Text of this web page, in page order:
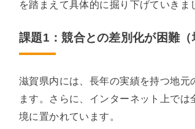
を踏まえて具体的に掘り下げていき
課題1：競合との差別化が困難（
滋賀県内には、長年の実績を持つ地
ます。さらに、インターネット上で
境に置かれています。